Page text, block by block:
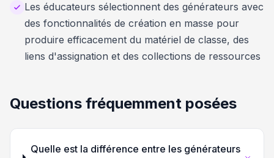
Les éducateurs sélectionnent des générateurs avec
des fonctionnalités de création en masse pour
produire efficacement du matériel de classe, des
liens d'assignation et des collections de ressources
Questions fréquemment posées
Quelle est la différence entre les générateurs